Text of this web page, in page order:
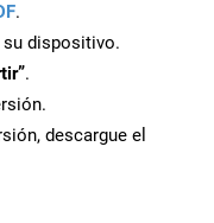
.
su dispositivo.
.
descargue el